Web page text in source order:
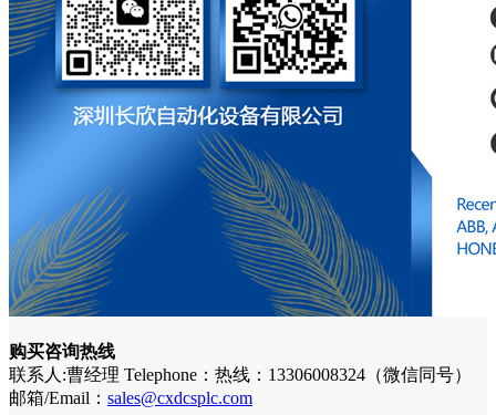
购买咨询热线
联系人:曹经理 Telephone：热线：13306008324（微信同号）
邮箱/Email： sales@cxdcsplc.com